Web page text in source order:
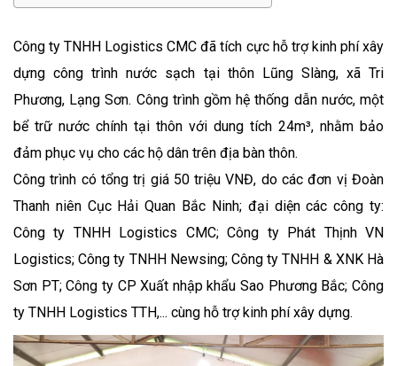
Công ty TNHH Logistics CMC đã tích cực hỗ trợ kinh phí xây
dựng công trình nước sạch tại thôn Lũng Slàng, xã Tri
Phương, Lạng Sơn. Công trình gồm hệ thống dẫn nước, một
bể trữ nước chính tại thôn với dung tích 24m³, nhằm bảo
đảm phục vụ cho các hộ dân trên địa bàn thôn.
Công trình có tổng trị giá 50 triệu VNĐ, do các đơn vị Đoàn
Thanh niên Cục Hải Quan Bắc Ninh; đại diện các công ty:
Công ty TNHH Logistics CMC; Công ty Phát Thịnh VN
Logistics; Công ty TNHH Newsing; Công ty TNHH & XNK Hà
Sơn PT; Công ty CP Xuất nhập khẩu Sao Phương Bắc; Công
ty TNHH Logistics TTH,... cùng hỗ trợ kinh phí xây dựng.